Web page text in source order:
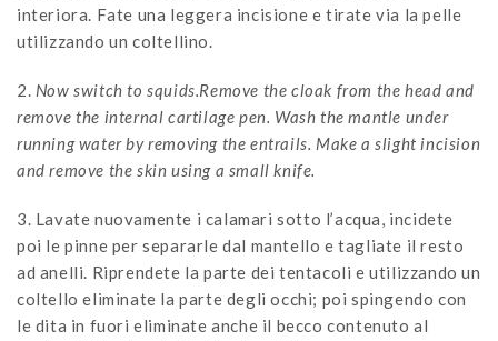
interiora. Fate una leggera incisione e tirate via la pelle
utilizzando un coltellino.
2. Now switch to squids.Remove the cloak from the head and
remove the internal cartilage pen. Wash the mantle under
running water by removing the entrails. Make a slight incision
and remove the skin using a small knife.
3. Lavate nuovamente i calamari sotto l’acqua, incidete
poi le pinne per separarle dal mantello e tagliate il resto
ad anelli. Riprendete la parte dei tentacoli e utilizzando un
coltello eliminate la parte degli occhi; poi spingendo con
le dita in fuori eliminate anche il becco contenuto al